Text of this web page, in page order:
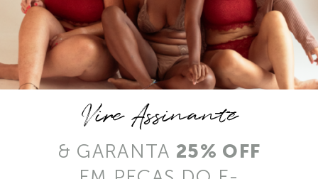
Vire Assinante
& GARANTA 25% OFF